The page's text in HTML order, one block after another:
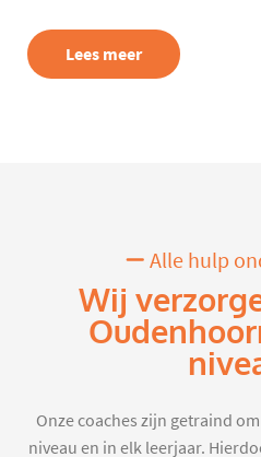
Lees meer
Alle hulp
Wij
Onze coaches zijn getraind
niveau en in elk leerjaar.